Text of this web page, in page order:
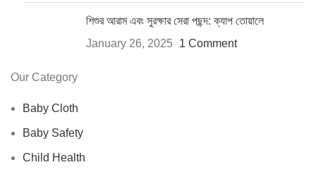
শিশুর আরাম এবং সুরক্ষার সেরা পছন্দ: ক্যাপ তোয়ালে
January 26, 2025 1 Comment
Our Category
Baby Cloth
Baby Safety
Child Health